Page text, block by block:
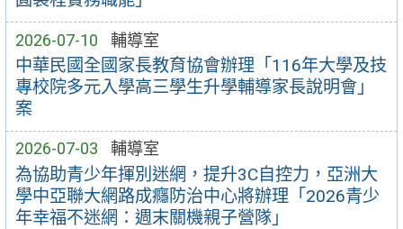
2026-07-10 輔導室
中華民國全國家長教育協會辦理「116年大學及技
專校院多元入學高三學生升學輔導家長說明會」
案
2026-07-03 輔導室
為協助青少年揮別迷網，提升3C自控力，亞洲大
學中亞聯大網路成癮防治中心將辦理「2026青少
年幸福不迷網：週末關機親子營隊」